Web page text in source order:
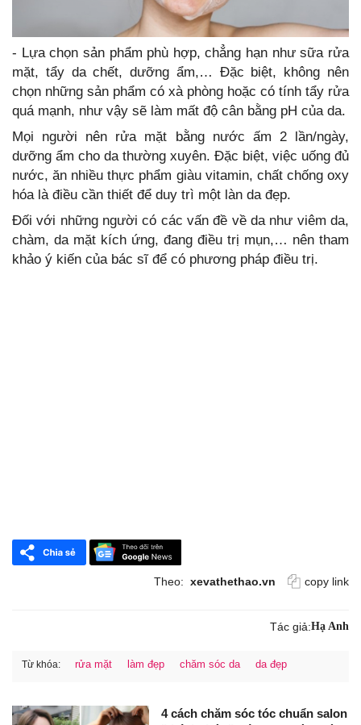
- Lựa chọn sản phẩm phù hợp, chẳng hạn như sữa rửa
mặt, tẩy da chết, dưỡng ẩm,… Đặc biệt, không nên
chọn những sản phẩm có xà phòng hoặc có tính tẩy rửa
quá mạnh, như vậy sẽ làm mất độ cân bằng pH của da.
Mọi người nên rửa mặt bằng nước ấm 2 lần/ngày,
dưỡng ẩm cho da thường xuyên. Đặc biệt, việc uống đủ
nước, ăn nhiều thực phẩm giàu vitamin, chất chống oxy
hóa là điều cần thiết để duy trì một làn da đẹp.
Đối với những người có các vấn đề về da như viêm da,
chàm, da mặt kích ứng, đang điều trị mụn,… nên tham
khảo ý kiến của bác sĩ để có phương pháp điều trị.
Theo: xevathethao.vn copy link
Tác giả:Hạ Anh
Từ khóa: rửa mặt làm đẹp chăm sóc da da đẹp
4 cách chăm sóc tóc chuẩn salon